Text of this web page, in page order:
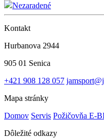
Nezaradené
Kontakt
Hurbanova 2944
905 01 Senica
+421 908 128 057
Mapa stránky
Domov Servis Požičovňa E-
Dôležité odkazy